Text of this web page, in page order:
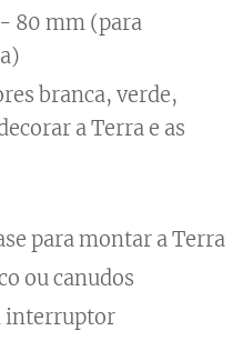
80 mm (para
branca, verde,
a Terra e as
para montar a Terra
ou canudos
interruptor